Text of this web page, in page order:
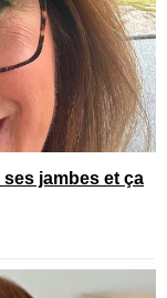
jambes et ça